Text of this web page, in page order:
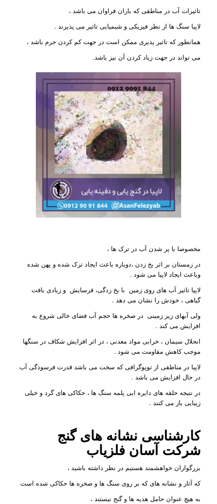
تاثیرات آب در مناطقی که باران فراوان می باشد ،
لاپیا سنگ ها از نظر فیزیکی و شیمیایی تاثیر می پذیرند .
همانطور که تاثیر پذیری ممکن است در جهت کم کردن جرم باشد ،
می تواند در جهت زیاد کردن آن نیز باشد.
مخصوصا با پر شدن آب در ترک ها ،
در زمستان بر اثر یخ زدن ،دوباره باعث ایجاد ترک شده و پهن شده
وباعث ایجاد لاپیا می شود .
لاپیا تاثیر آب های روی زمین با یخ زدگی، فرسایش و زیادی بافت
گیاهی ، خودش را نشان می دهد .
ولی آبهای زیر زمینی در صخره ها حجم آب فضای خالی شروع به
افزایش می کند .
انحلال سیمان ، خرابی مواد معدنی ، در اثر افزایش شکاف در سنگها
موجب کاهش مقاومت می شود .
لاپیا در مناطقی از توپوگرافی که سخت می باشد قدرت فرسودگی آب
در حال افزایش می باشد .
در نتیجه حلقه های دایره ایی پلمه سنگ ها ، حکاکی های گرد و خیلی
زیبایی باز می کنند .
کارشناسی نشانه های گنج
شرکتآسان فلزیاب
بزرگواران خواهشمند هستیم در نظر داشته باشید ،
که آثار و نشانه های که بر روی سنگ ها و صخره ها حکاکی شده است
به هیچ عنوان حامل هدیه ها و گنج نیستند ،